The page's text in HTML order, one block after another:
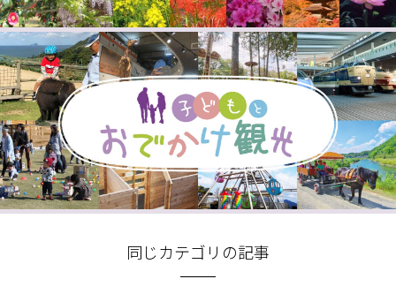
同じカテゴリの記事